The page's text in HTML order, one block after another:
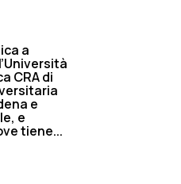
a
CRA di
e
e
tiene...